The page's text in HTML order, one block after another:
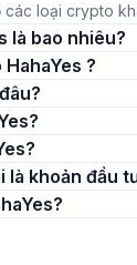
loại crypto
là bao nhiêu?
HahaYes ?
là khoản đầu